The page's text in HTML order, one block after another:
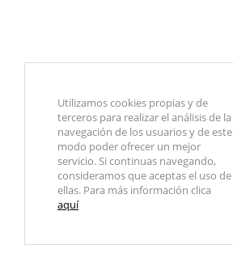
Utilizamos cookies propias y de
terceros para realizar el análisis de la
navegación de los usuarios y de este
modo poder ofrecer un mejor
servicio. Si continuas navegando,
consideramos que aceptas el uso de
ellas. Para más información clica
aquí